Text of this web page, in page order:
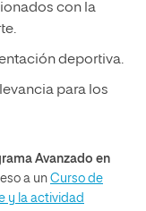
con la
deportiva.
para los
Avanzado en
a un Curso de
y la actividad